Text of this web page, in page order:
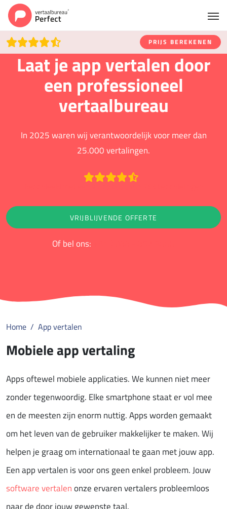
PRIJS BEREKENEN
Laat je app vertalen door
een professioneel
vertaalbureau
In 2025 waren wij verantwoordelijk voor meer dan
25.000 vertalingen.
VRIJBLIJVENDE OFFERTE
Of bel ons:
Home App vertalen
Mobiele app vertaling
Apps oftewel mobiele applicaties. We kunnen niet meer
zonder tegenwoordig. Elke smartphone staat er vol mee
en de meesten zijn enorm nuttig. Apps worden gemaakt
om het leven van de gebruiker makkelijker te maken. Wij
helpen je graag om internationaal te gaan met jouw app.
Een app vertalen is voor ons geen enkel probleem. Jouw
software vertalenonze ervaren vertalers probleemloos